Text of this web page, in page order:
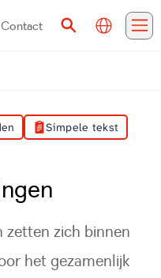
Contact
ZoekenVertalen
Simpele tekst
zetten zich binnen
het gezamenlijk